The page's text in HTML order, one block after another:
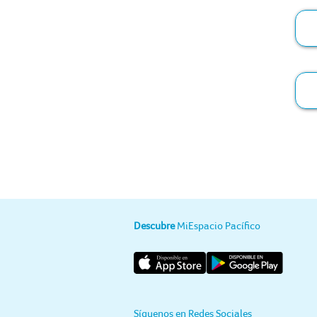
DescubreMiEspacio Pacífico
Síguenos en Redes Sociales